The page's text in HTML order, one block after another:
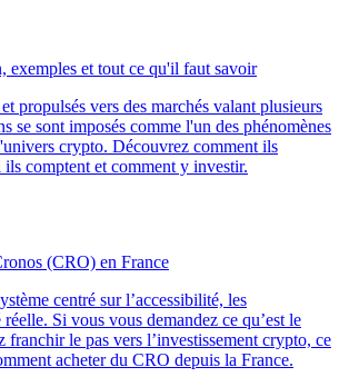
exemples et tout ce qu'il faut savoir
propulsés vers des marchés valant plusieurs
se sont imposés comme l'un des phénomènes
crypto. Découvrez comment ils
comptent et comment y investir.
(CRO) en France
centré sur l’accessibilité, les
Si vous vous demandez ce qu’est le
le pas vers l’investissement crypto, ce
acheter du CRO depuis la France.